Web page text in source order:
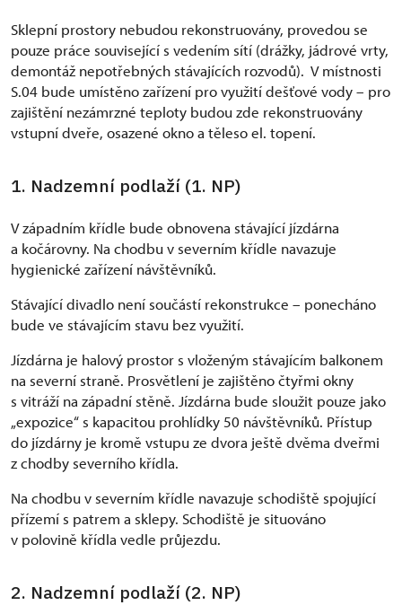
Sklepní prostory nebudou rekonstruovány, provedou se
pouze práce související s vedením sítí (drážky, jádrové vrty,
demontáž nepotřebných stávajících rozvodů). V místnosti
S.04 bude umístěno zařízení pro využití dešťové vody – pro
zajištění nezámrzné teploty budou zde rekonstruovány
vstupní dveře, osazené okno a těleso el. topení.
1. Nadzemní podlaží (1. NP)
V západním křídle bude obnovena stávající jízdárna
a kočárovny. Na chodbu v severním křídle navazuje
hygienické zařízení návštěvníků.
Stávající divadlo není součástí rekonstrukce – ponecháno
bude ve stávajícím stavu bez využití.
Jízdárna je halový prostor s vloženým stávajícím balkonem
na severní straně. Prosvětlení je zajištěno čtyřmi okny
s vitráží na západní stěně. Jízdárna bude sloužit pouze jako
„expozice“ s kapacitou prohlídky 50 návštěvníků. Přístup
do jízdárny je kromě vstupu ze dvora ještě dvěma dveřmi
z chodby severního křídla.
Na chodbu v severním křídle navazuje schodiště spojující
přízemí s patrem a sklepy. Schodiště je situováno
v polovině křídla vedle průjezdu.
2. Nadzemní podlaží (2. NP)